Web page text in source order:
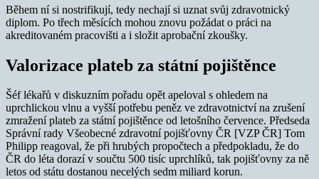
Během ní si nostrifikují, tedy nechají si uznat svůj zdravotnický
diplom. Po třech měsících mohou znovu požádat o práci na
akreditovaném pracovišti a i složit aprobační zkoušky.
Valorizace plateb za státní pojištěnce
Šéf lékařů v diskuzním pořadu opět apeloval s ohledem na
uprchlickou vlnu a vyšší potřebu peněz ve zdravotnictví na zrušení
zmražení plateb za státní pojištěnce od letošního července. Předseda
Správní rady Všeobecné zdravotní pojišťovny ČR [VZP ČR] Tom
Philipp reagoval, že při hrubých propočtech a předpokladu, že do
ČR do léta dorazí v součtu 500 tisíc uprchlíků, tak pojišťovny za ně
letos od státu dostanou necelých sedm miliard korun.